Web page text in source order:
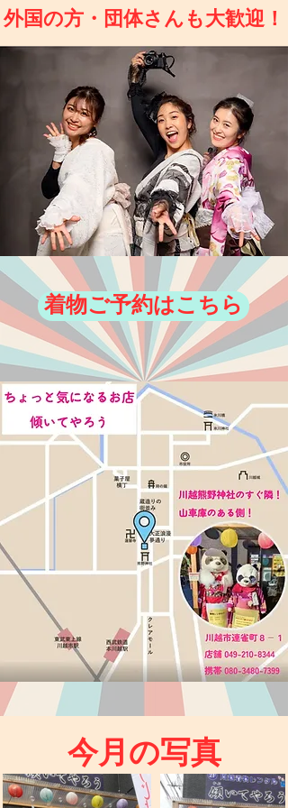
外国の方・団体さんも大歓迎！
着物ご予約はこちら
今月の写真